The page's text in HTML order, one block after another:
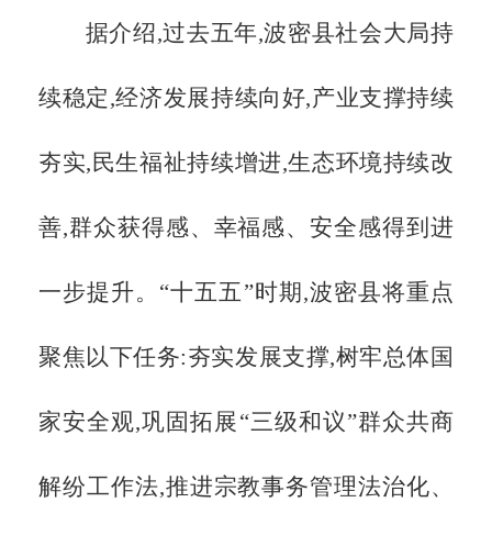
据介绍,过去五年,波密县社会大局持
续稳定,经济发展持续向好,产业支撑持续
夯实,民生福祉持续增进,生态环境持续改
善,群众获得感、幸福感、安全感得到进
一步提升。 “十五五”时期,波密县将重点
聚焦以下任务:夯实发展支撑,树牢总体国
家安全观,巩固拓展“三级和议”群众共商
解纷工作法,推进宗教事务管理法治化、